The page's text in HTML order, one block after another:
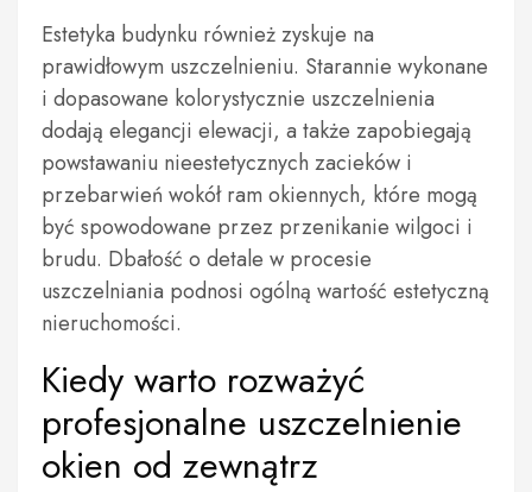
Estetyka budynku również zyskuje na
prawidłowym uszczelnieniu. Starannie wykonane
i dopasowane kolorystycznie uszczelnienia
dodają elegancji elewacji, a także zapobiegają
powstawaniu nieestetycznych zacieków i
przebarwień wokół ram okiennych, które mogą
być spowodowane przez przenikanie wilgoci i
brudu. Dbałość o detale w procesie
uszczelniania podnosi ogólną wartość estetyczną
nieruchomości.
Kiedy warto rozważyć
profesjonalne uszczelnienie
okien od zewnątrz